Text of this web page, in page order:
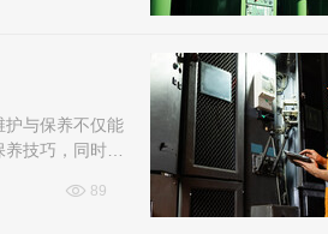
护与保养不仅能
技巧，同时，
89